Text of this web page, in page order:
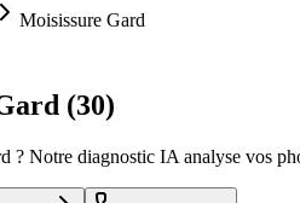
Moisissure Gard
(30)
? Notre diagnostic IA analyse vos